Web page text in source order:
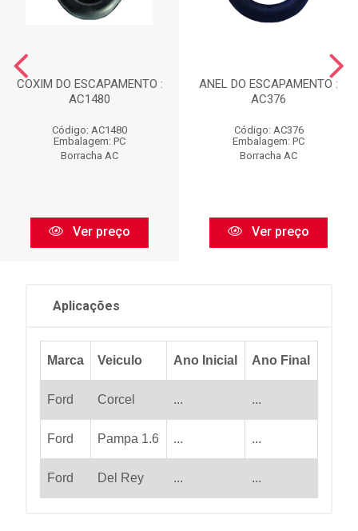
COXIM DO ESCAPAMENTO :
AC1480
Código: AC1480
Embalagem: PC
Borracha AC
Ver preço
ANEL DO ESCAPAMENTO :
AC376
Código: AC376
Embalagem: PC
Borracha AC
Ver preço
Aplicações
Marca Veiculo Ano Inicial Ano Final
Ford Corcel ... ...
Ford Pampa 1.6 ... ...
Ford Del Rey ... ...